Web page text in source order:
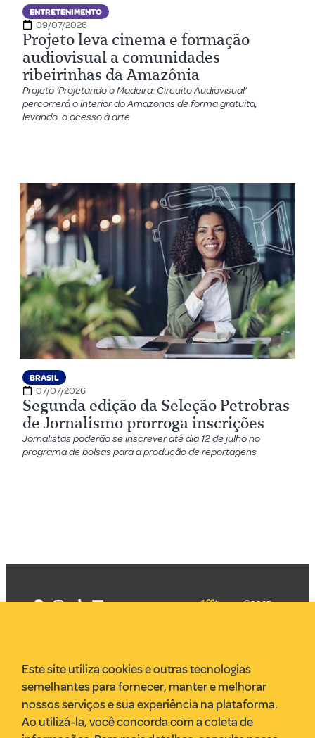
ENTRETENIMENTO
09/07/2026
Projeto leva cinema e formação
audiovisual a comunidades
ribeirinhas da Amazônia
Projeto ‘Projetando o Madeira: Circuito Audiovisual’
percorrerá o interior do Amazonas de forma gratuita,
levando o acesso à arte
BRASIL
07/07/2026
Segunda edição da Seleção Petrobras
de Jornalismo prorroga inscrições
Jornalistas poderão se inscrever até dia 12 de julho no
programa de bolsas para a produção de reportagens
VR Assessoria
Parcerias
Envie uma pauta
Anuncie
©2025
Este site utiliza cookies e outras tecnologias
semelhantes para fornecer, manter e melhorar
nossos serviços e sua experiência na plataforma.
Ao utilizá-la, você concorda com a coleta de